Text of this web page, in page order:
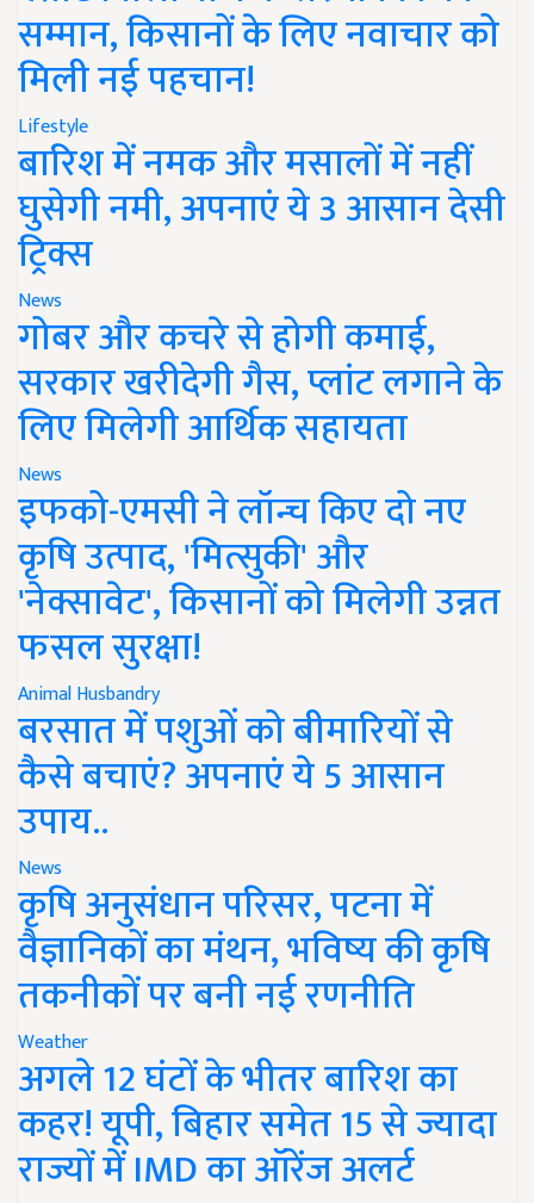
सम्मान, किसानों के लिए नवाचार को
मिली नई पहचान!
Lifestyle
बारिश में नमक और मसालों में नहीं
घुसेगी नमी, अपनाएं ये 3 आसान देसी
ट्रिक्स
News
गोबर और कचरे से होगी कमाई,
सरकार खरीदेगी गैस, प्लांट लगाने के
लिए मिलेगी आर्थिक सहायता
News
इफको-एमसी ने लॉन्च किए दो नए
कृषि उत्पाद, 'मित्सुकी' और
'नेक्सावेट', किसानों को मिलेगी उन्नत
फसल सुरक्षा!
Animal Husbandry
बरसात में पशुओं को बीमारियों से
कैसे बचाएं? अपनाएं ये 5 आसान
उपाय..
News
कृषि अनुसंधान परिसर, पटना में
वैज्ञानिकों का मंथन, भविष्य की कृषि
तकनीकों पर बनी नई रणनीति
Weather
अगले 12 घंटों के भीतर बारिश का
कहर! यूपी, बिहार समेत 15 से ज्यादा
राज्यों में IMD का ऑरेंज अलर्ट